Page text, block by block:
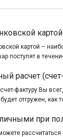
картой –
поступят в
расчет
фактуру Вы
отгружен, как
при